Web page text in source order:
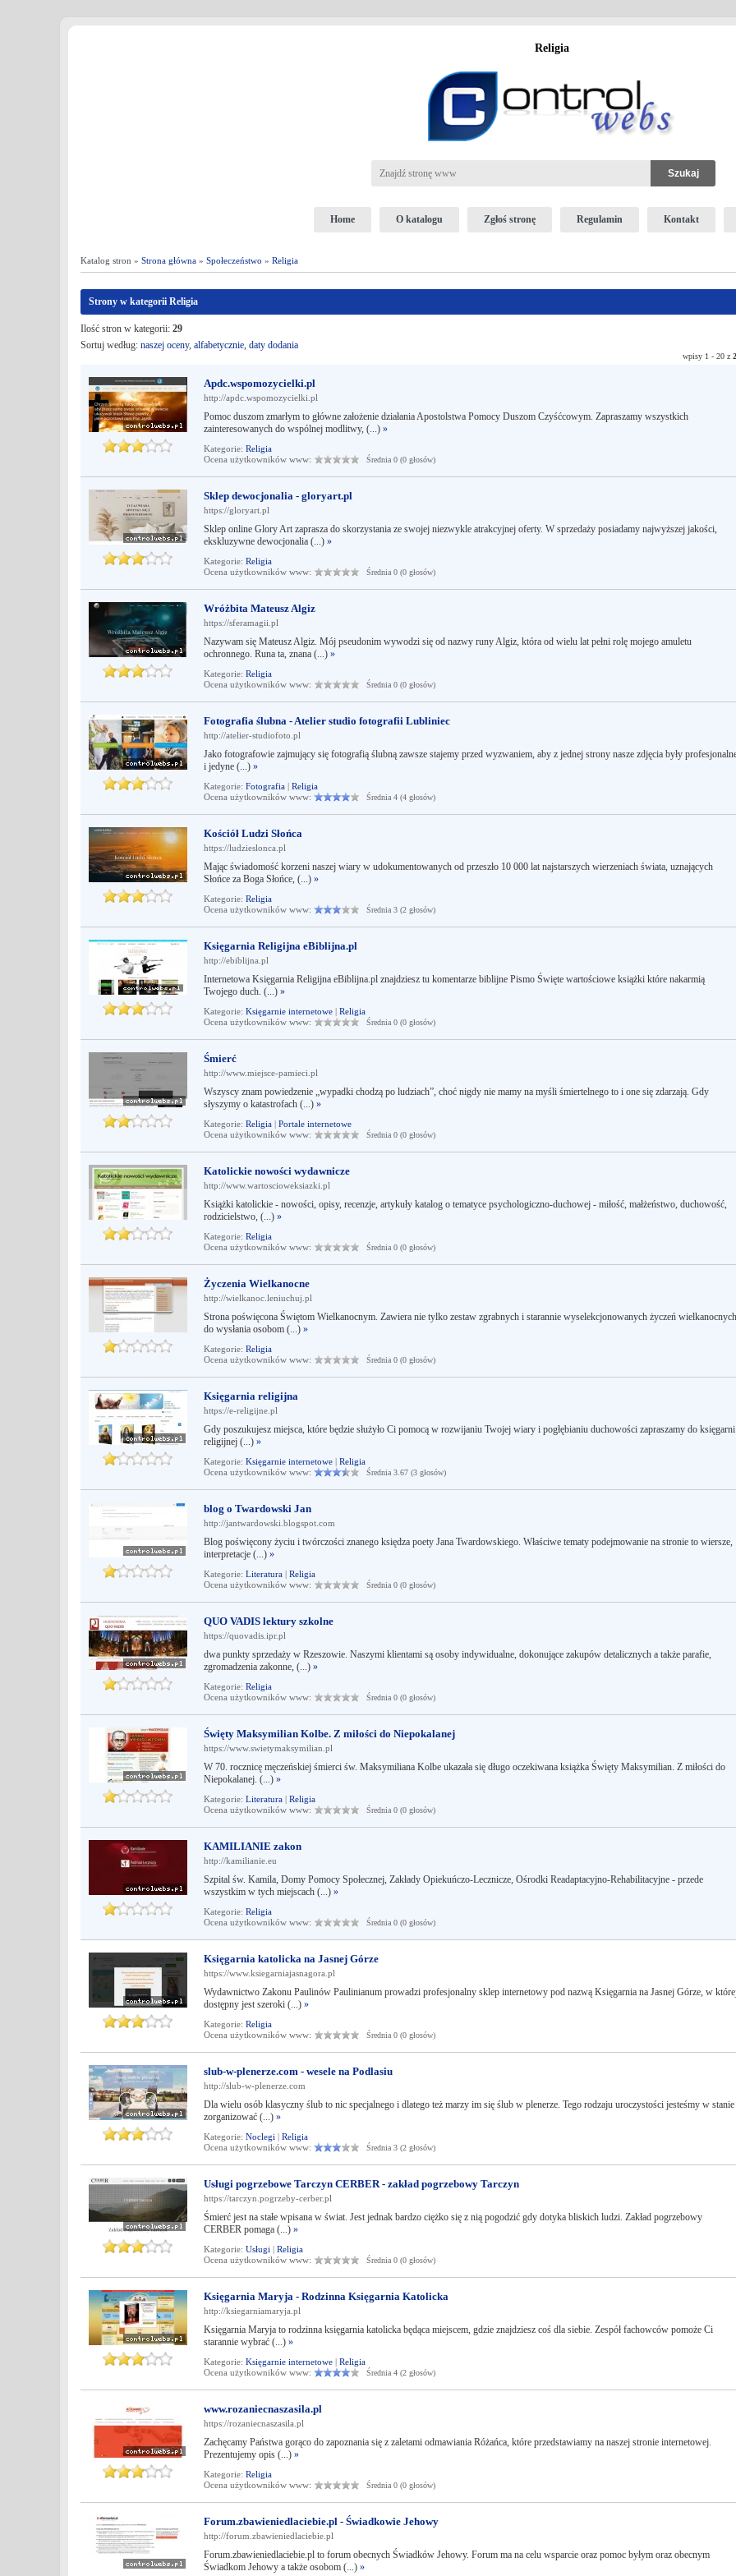
Religia
Home O katalogu Zgłoś stronę Regulamin Kontakt
Katalog stron » Strona główna » Społeczeństwo » Religia
Strony w kategorii Religia
Ilość stron w kategorii: 29
Sortuj według: naszej oceny, alfabetycznie, daty dodania
wpisy 1 - 20 z
Apdc.wspomozycielki.pl
http://apdc.wspomozycielki.pl
Pomoc duszom zmarłym to główne założenie działania Apostolstwa Pomocy Duszom Czyśćcowym. Zapraszamy wszystkich
zainteresowanych do wspólnej modlitwy, (...) »
Kategorie: Religia
Ocena użytkowników www:
Średnia 0 (0 głosów)
Sklep dewocjonalia - gloryart.pl
https://gloryart.pl
Sklep online Glory Art zaprasza do skorzystania ze swojej niezwykle atrakcyjnej oferty. W sprzedaży posiadamy najwyższej jakości,
ekskluzywne dewocjonalia (...) »
Kategorie: Religia
Ocena użytkowników www:
Średnia 0 (0 głosów)
Wróżbita Mateusz Algiz
https://sferamagii.pl
Nazywam się Mateusz Algiz. Mój pseudonim wywodzi się od nazwy runy Algiz, która od wielu lat pełni rolę mojego amuletu
ochronnego. Runa ta, znana (...) »
Kategorie: Religia
Ocena użytkowników www:
Średnia 0 (0 głosów)
Fotografia ślubna - Atelier studio fotografii Lubliniec
http://atelier-studiofoto.pl
Jako fotografowie zajmujący się fotografią ślubną zawsze stajemy przed wyzwaniem, aby z jednej strony nasze zdjęcia były
i jedyne (...) »
Kategorie: Fotografia | Religia
Ocena użytkowników www:
Średnia 4 (4 głosów)
Kościół Ludzi Słońca
https://ludzieslonca.pl
Mając świadomość korzeni naszej wiary w udokumentowanych od przeszło 10 000 lat najstarszych wierzeniach świata, uznających
Słońce za Boga Słońce, (...) »
Kategorie: Religia
Ocena użytkowników www:
Średnia 3 (2 głosów)
Księgarnia Religijna eBiblijna.pl
http://ebiblijna.pl
Internetowa Księgarnia Religijna eBiblijna.pl znajdziesz tu komentarze biblijne Pismo Święte wartościowe książki które nakarmią
Twojego duch. (...) »
Kategorie: Księgarnie internetowe | Religia
Ocena użytkowników www:
Średnia 0 (0 głosów)
Śmierć
http://www.miejsce-pamieci.pl
Wszyscy znam powiedzenie „wypadki chodzą po ludziach”, choć nigdy nie mamy na myśli śmiertelnego to i one się zdarzają. Gdy
słyszymy o katastrofach (...) »
Kategorie: Religia | Portale internetowe
Ocena użytkowników www:
Średnia 0 (0 głosów)
Katolickie nowości wydawnicze
http://www.wartoscioweksiazki.pl
Książki katolickie - nowości, opisy, recenzje, artykuły katalog o tematyce psychologiczno-duchowej - miłość, małżeństwo, duchowość,
rodzicielstwo, (...) »
Kategorie: Religia
Ocena użytkowników www:
Średnia 0 (0 głosów)
Życzenia Wielkanocne
http://wielkanoc.leniuchuj.pl
Strona poświęcona Świętom Wielkanocnym. Zawiera nie tylko zestaw zgrabnych i starannie wyselekcjonowanych życzeń wielkanocnych
do wysłania osobom (...) »
Kategorie: Religia
Ocena użytkowników www:
Średnia 0 (0 głosów)
Księgarnia religijna
https://e-religijne.pl
Gdy poszukujesz miejsca, które będzie służyło Ci pomocą w rozwijaniu Twojej wiary i pogłębianiu duchowości zapraszamy do księgarni
religijnej (...) »
Kategorie: Księgarnie internetowe | Religia
Ocena użytkowników www:
Średnia 3.67 (3 głosów)
blog o Twardowski Jan
http://jantwardowski.blogspot.com
Blog poświęcony życiu i twórczości znanego księdza poety Jana Twardowskiego. Właściwe tematy podejmowanie na stronie to wiersze,
interpretacje (...) »
Kategorie: Literatura | Religia
Ocena użytkowników www:
Średnia 0 (0 głosów)
QUO VADIS lektury szkolne
https://quovadis.ipr.pl
dwa punkty sprzedaży w Rzeszowie. Naszymi klientami są osoby indywidualne, dokonujące zakupów detalicznych a także parafie,
zgromadzenia zakonne, (...) »
Kategorie: Religia
Ocena użytkowników www:
Średnia 0 (0 głosów)
Święty Maksymilian Kolbe. Z miłości do Niepokalanej
https://www.swietymaksymilian.pl
W 70. rocznicę męczeńskiej śmierci św. Maksymiliana Kolbe ukazała się długo oczekiwana książka Święty Maksymilian. Z miłości do
Niepokalanej. (...) »
Kategorie: Literatura | Religia
Ocena użytkowników www:
Średnia 0 (0 głosów)
KAMILIANIE zakon
http://kamilianie.eu
Szpital św. Kamila, Domy Pomocy Społecznej, Zakłady Opiekuńczo-Lecznicze, Ośrodki Readaptacyjno-Rehabilitacyjne - przede
wszystkim w tych miejscach (...) »
Kategorie: Religia
Ocena użytkowników www:
Średnia 0 (0 głosów)
Księgarnia katolicka na Jasnej Górze
https://www.ksiegarniajasnagora.pl
Wydawnictwo Zakonu Paulinów Paulinianum prowadzi profesjonalny sklep internetowy pod nazwą Księgarnia na Jasnej Górze, w
dostępny jest szeroki (...) »
Kategorie: Religia
Ocena użytkowników www:
Średnia 0 (0 głosów)
slub-w-plenerze.com - wesele na Podlasiu
http://slub-w-plenerze.com
Dla wielu osób klasyczny ślub to nic specjalnego i dlatego też marzy im się ślub w plenerze. Tego rodzaju uroczystości jesteśmy w stanie
zorganizować (...) »
Kategorie: Noclegi | Religia
Ocena użytkowników www:
Średnia 3 (2 głosów)
Usługi pogrzebowe Tarczyn CERBER - zakład pogrzebowy Tarczyn
https://tarczyn.pogrzeby-cerber.pl
Śmierć jest na stałe wpisana w świat. Jest jednak bardzo ciężko się z nią pogodzić gdy dotyka bliskich ludzi. Zakład pogrzebowy
CERBER pomaga (...) »
Kategorie: Usługi | Religia
Ocena użytkowników www:
Średnia 0 (0 głosów)
Księgarnia Maryja - Rodzinna Księgarnia Katolicka
http://ksiegarniamaryja.pl
Księgarnia Maryja to rodzinna księgarnia katolicka będąca miejscem, gdzie znajdziesz coś dla siebie. Zespół fachowców pomoże Ci
starannie wybrać (...) »
Kategorie: Księgarnie internetowe | Religia
Ocena użytkowników www:
Średnia 4 (2 głosów)
www.rozaniecnaszasila.pl
https://rozaniecnaszasila.pl
Zachęcamy Państwa gorąco do zapoznania się z zaletami odmawiania Różańca, które przedstawiamy na naszej stronie internetowej.
Prezentujemy opis (...) »
Kategorie: Religia
Ocena użytkowników www:
Średnia 0 (0 głosów)
Forum.zbawieniedlaciebie.pl - Świadkowie Jehowy
http://forum.zbawieniedlaciebie.pl
Forum.zbawieniedlaciebie.pl to forum obecnych Świadków Jehowy. Forum ma na celu wsparcie oraz pomoc byłym oraz obecnym
Świadkom Jehowy a także osobom (...) »